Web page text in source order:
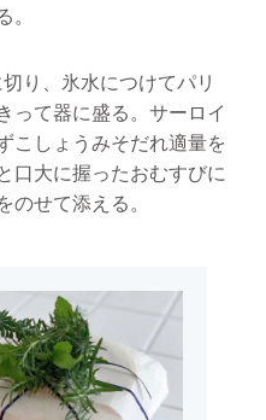
。
り、氷水につけてパリ
って器に盛る。サーロイ
こしょうみそだれ適量を
口大に握ったおむすびに
のせて添える。